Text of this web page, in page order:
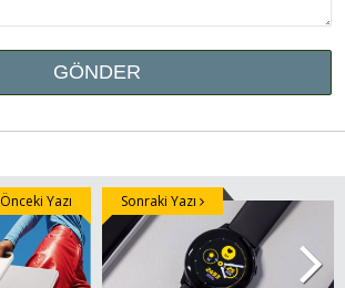
Önceki Yazı Sonraki Yazı